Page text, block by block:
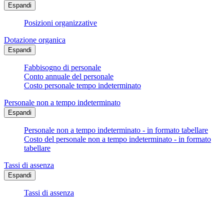
Espandi
Posizioni organizzative
Dotazione organica
Espandi
Fabbisogno di personale
Conto annuale del personale
Costo personale tempo indeterminato
Personale non a tempo indeterminato
Espandi
Personale non a tempo indeterminato - in formato tabellare
Costo del personale non a tempo indeterminato - in formato
tabellare
Tassi di assenza
Espandi
Tassi di assenza